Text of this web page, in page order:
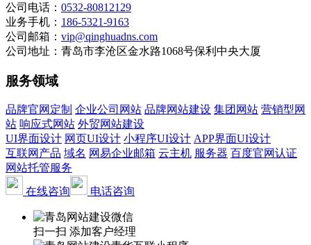
公司电话： 0532-80812129
业务手机： 186-5321-9163
公司邮箱： vip@qinghuadns.com
公司地址：青岛市李沧区金水路1068号保利中央大厦
服务领域
品牌官网定制 企业公司网站 品牌网站建设 集团网站 营销型网
站 响应式网站 外贸网站建设
UI界面设计 网页UI设计 小程序UI设计 APP界面UI设计
互联网产品 域名 网易企业邮箱 云主机 服务器 百度官网认证
网站托管服务
在线咨询
电话咨询
扫一扫 添加客户经理